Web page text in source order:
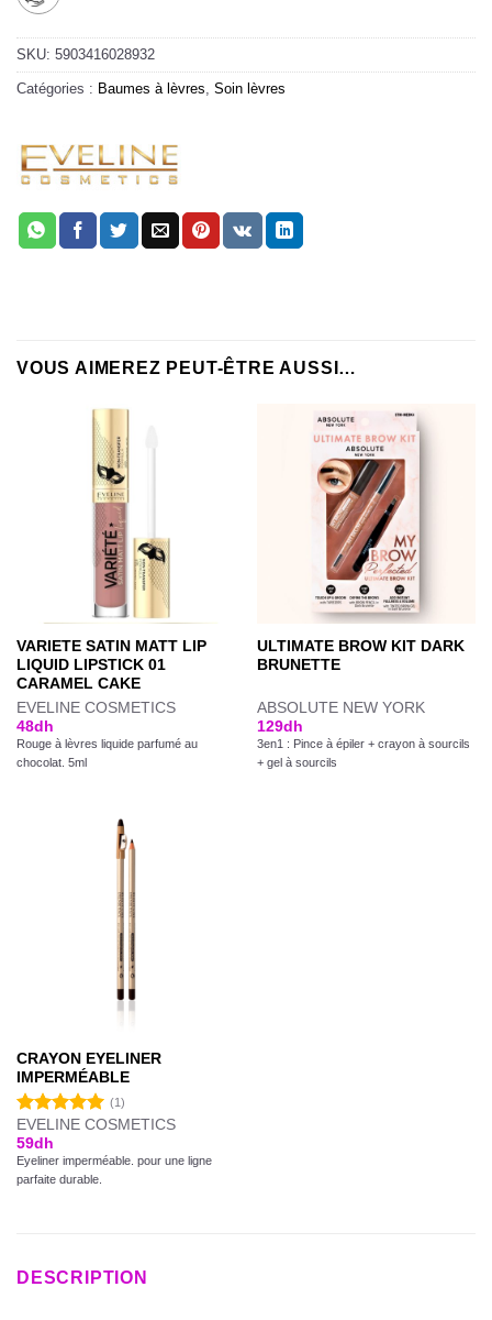
SKU: 5903416028932
Catégories : Baumes à lèvres, Soin lèvres
VOUS AIMEREZ PEUT-ÊTRE AUSSI…
VARIETE SATIN MATT LIP
LIQUID LIPSTICK 01
CARAMEL CAKE
EVELINE COSMETICS
48dh
Rouge à lèvres liquide parfumé au
chocolat. 5ml
ULTIMATE BROW KIT DARK
BRUNETTE
ABSOLUTE NEW YORK
129dh
3en1 : Pince à épiler + crayon à sourcils
+ gel à sourcils
CRAYON EYELINER
IMPERMÉABLE
Note5.00
sur 5
(1)
EVELINE COSMETICS
59dh
Eyeliner imperméable. pour une ligne
parfaite durable.
DESCRIPTION